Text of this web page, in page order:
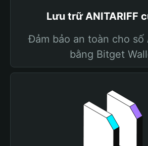
Lưu trữ ANITARIFF
Đảm bảo an toàn cho số
bằng Bitget